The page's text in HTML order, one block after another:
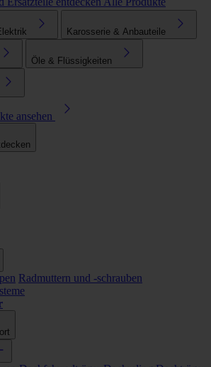
Karosserie & Anbauteile
Öle & Flüssigkeiten
ansehen
Radmuttern und -schrauben